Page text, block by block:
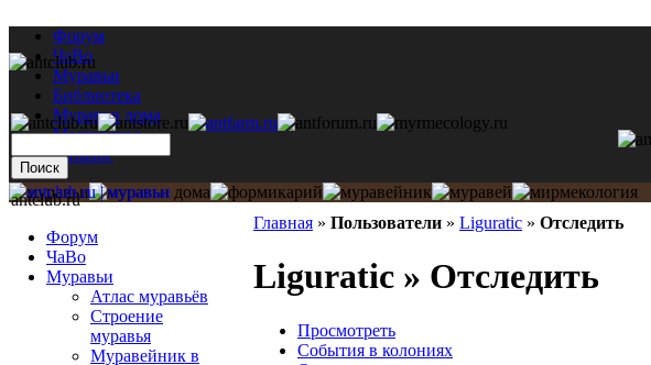
Форум
ЧаВо
Муравьи
Библиотека
Муравьи дома
Мастерская
Каталог
Главная » Пользователи » Liguratic » Отследить
Liguratic » Отследить
Просмотреть
События в колониях
antclub.ru
Форум
ЧаВо
Муравьи
Атлас муравьёв
Строение
муравья
Муравейник в